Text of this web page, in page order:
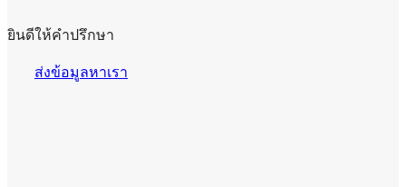
ยินดีให้คำปรึกษา
ส่งข้อมูลหาเรา